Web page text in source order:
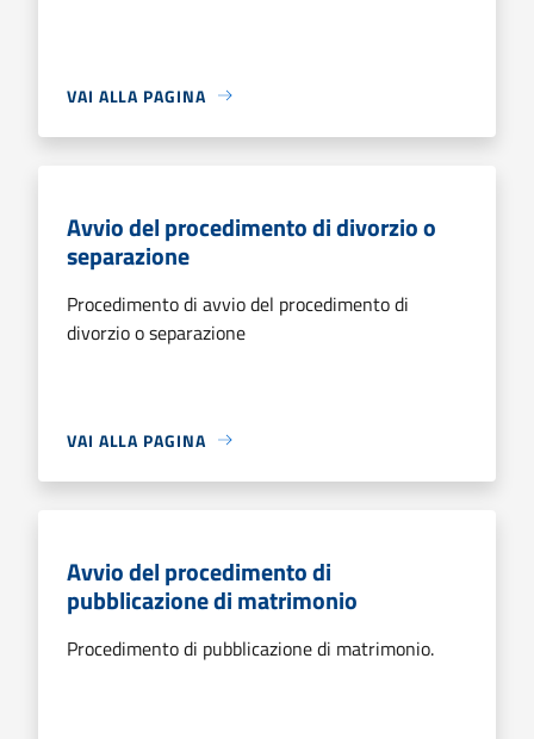
VAI ALLA PAGINA
Avvio del procedimento di divorzio o
separazione
Procedimento di avvio del procedimento di
divorzio o separazione
VAI ALLA PAGINA
Avvio del procedimento di
pubblicazione di matrimonio
Procedimento di pubblicazione di matrimonio.